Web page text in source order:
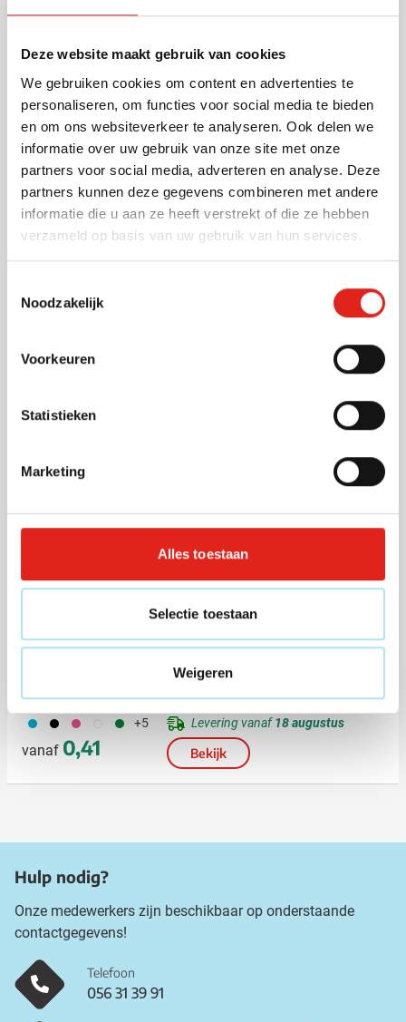
Deze website maakt gebruik van cookies
We gebruiken cookies om content en advertenties te
personaliseren, om functies voor social media te bieden
en om ons websiteverkeer te analyseren. Ook delen we
informatie over uw gebruik van onze site met onze
partners voor social media, adverteren en analyse. Deze
partners kunnen deze gegevens combineren met andere
informatie die u aan ze heeft verstrekt of die ze hebben
verzameld op basis van uw gebruik van hun services.
Noodzakelijk
Voorkeuren
Statistieken
Marketing
Alles toestaan
Selectie toestaan
Weigeren
doming.
Specificaties
Artikelnummer
Gewicht
Merk
BusinessTop
Materiaal
Metaal
Afmetingen
1.5 cm x 1.5 cm x 1.1 cm
(l x b x h)
001023002004006 +3
Buckle | Veiligheidssluiting
Levering vanaf11 augustus
Bekijk
033 001 046 002 004 +5
vanaf 0,41
Bedrukken vanaf 1 stuks
Levering vanaf18 augustus
Bekijk
Hulp nodig?
Onze medewerkers zijn beschikbaar op onderstaande
contactgegevens!
Telefoon
056 31 39 91